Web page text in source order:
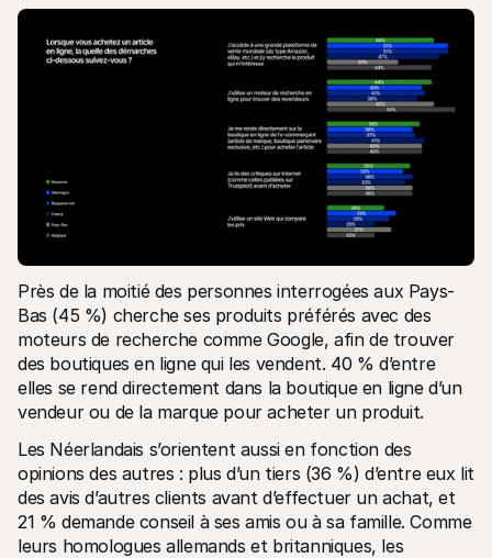
Près de la moitié des personnes interrogées aux Pays-
Bas (45 %) cherche ses produits préférés avec des
moteurs de recherche comme Google, afin de trouver
des boutiques en ligne qui les vendent. 40 % d’entre
elles se rend directement dans la boutique en ligne d’un
vendeur ou de la marque pour acheter un produit.
Les Néerlandais s’orientent aussi en fonction des
opinions des autres : plus d’un tiers (36 %) d’entre eux lit
des avis d’autres clients avant d’effectuer un achat, et
21 % demande conseil à ses amis ou à sa famille. Comme
leurs homologues allemands et britanniques, les